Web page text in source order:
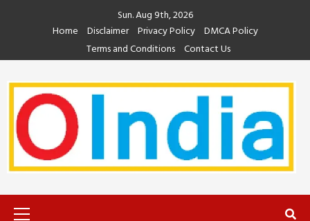
Sun. Aug 9th, 2026
Home
Disclaimer Privacy Policy DMCA Policy
Terms and Conditions Contact Us